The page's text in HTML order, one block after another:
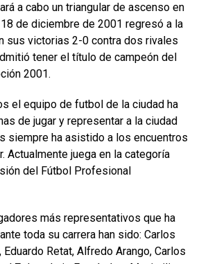
a cabo un triangular de ascenso en
de diciembre de 2001 regresó a la
sus victorias 2-0 contra dos rivales
tener el título de campeón del
2001.
el equipo de futbol de la ciudad ha
de jugar y representar a la ciudad
siempre ha asistido a los encuentros
Actualmente juega en la categoría
del Fútbol Profesional
más representativos que ha
toda su carrera han sido: Carlos
Eduardo Retat, Alfredo Arango, Carlos